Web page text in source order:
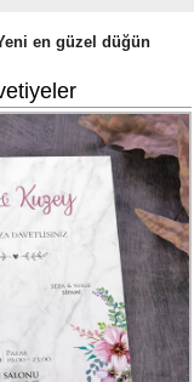
en güzel düğün